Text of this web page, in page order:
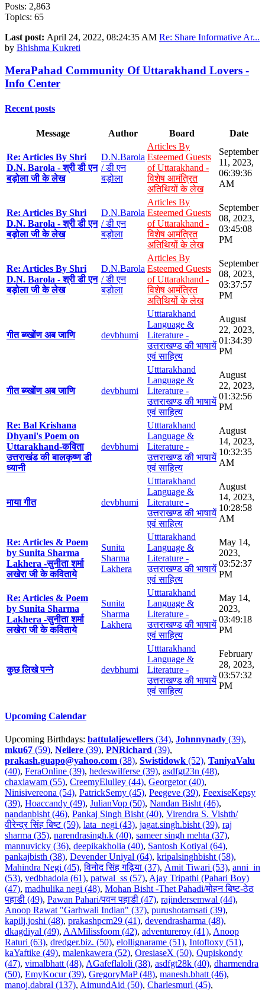
Posts: 2,863
Topics: 65
Last post: April 24, 2022, 08:24:35 AM Re: Share Informative Ar...
by Bhishma Kukreti
MeraPahad Community Of Uttarakhand Lovers -
Info Center
Recent posts
Message Author Board Date
Re: Articles By Shri
D.N. Barola - श्री डी एन
बड़ोला जी के लेख
D.N.Barola
/ डी एन
बड़ोला
Articles By
Esteemed Guests
of Uttarakhand -
विशेष आमंत्रित
अतिथियों के लेख
September
11, 2023,
06:39:36
AM
Re: Articles By Shri
D.N. Barola - श्री डी एन
बड़ोला जी के लेख
D.N.Barola
/ डी एन
बड़ोला
Articles By
Esteemed Guests
of Uttarakhand -
विशेष आमंत्रित
अतिथियों के लेख
September
08, 2023,
03:45:08
PM
Re: Articles By Shri
D.N. Barola - श्री डी एन
बड़ोला जी के लेख
D.N.Barola
/ डी एन
बड़ोला
Articles By
Esteemed Guests
of Uttarakhand -
विशेष आमंत्रित
अतिथियों के लेख
September
08, 2023,
03:37:57
PM
गीत ब्य्खोंण अब जाणि devbhumi
Utttarakhand
Language &
Literature -
उत्तराखण्ड की भाषायें
एवं साहित्य
August
22, 2023,
01:34:39
PM
गीत ब्य्खोंण अब जाणि devbhumi
Utttarakhand
Language &
Literature -
उत्तराखण्ड की भाषायें
एवं साहित्य
August
22, 2023,
01:32:56
PM
Re: Bal Krishana
Dhyani's Poem on
Uttarakhand-कविता
उत्तराखंड की बालकृष्ण डी
ध्यानी
devbhumi
Utttarakhand
Language &
Literature -
उत्तराखण्ड की भाषायें
एवं साहित्य
August
14, 2023,
10:32:35
AM
माया गीत devbhumi
Utttarakhand
Language &
Literature -
उत्तराखण्ड की भाषायें
एवं साहित्य
August
14, 2023,
10:28:58
AM
Re: Articles & Poem
by Sunita Sharma
Lakhera -सुनीता शर्मा
लखेरा जी के कविताये
Sunita
Sharma
Lakhera
Utttarakhand
Language &
Literature -
उत्तराखण्ड की भाषायें
एवं साहित्य
May 14,
2023,
03:52:37
PM
Re: Articles & Poem
by Sunita Sharma
Lakhera -सुनीता शर्मा
लखेरा जी के कविताये
Sunita
Sharma
Lakhera
Utttarakhand
Language &
Literature -
उत्तराखण्ड की भाषायें
एवं साहित्य
May 14,
2023,
03:49:18
PM
कुछ लिखे पन्ने devbhumi
Utttarakhand
Language &
Literature -
उत्तराखण्ड की भाषायें
एवं साहित्य
February
28, 2023,
03:57:32
PM
Upcoming Calendar
Upcoming Birthdays: battulaljewellers (34), Johnnynady (39),
mku67 (59), Neilere (39), PNRichard (39),
prakash.guapo@yahoo.com (38), Swistidowk (52), TaniyaValu
(40), FeraOnline (39), hedeswilferse (39), asdfgt23n (48),
chaxiawam (55), CreemyElulley (44), Georgetor (40),
Ninisivereona (54), PatrickSemy (45), Peegeve (39), FeexiseKepsy
(39), Hoaccandy (49), JulianVop (50), Nandan Bisht (46),
nandanbisht (46), Pankaj Singh Bisht (40), Virendra S. Vishth/
वीरेन्द्र सिंह बिष्ट (59), lata_negi (43), jagat.singh.bisht (39), raj
sharma (35), narendrasingh.k (40), sameer singh mehta (37),
mannuvicky (36), deepikakholia (40), Santosh Kotiyal (64),
pankajbisth (38), Devender Uniyal (64), kripalsinghbisht (58),
Mahindra Negi (45),विनोद सिंह गढ़िया (37), Amit Tiwari (53), anni_in
(53), vedbhadola (61), patwal_ss (57), Ajay Tripathi (Pahari Boy)
(47), madhulika negi (48), Mohan Bisht -Thet Pahadi/मोहन बिष्ट-ठेठ
पहाडी (49), Pawan Pahari/पवन पहाडी (47), rajindersemwal (44),
Anoop Rawat "Garhwali Indian" (37), purushotamsati (39),
kapilj.joshi (48), prakashpcm29 (41), devendrasharma (48),
dkagdiyal (49), AAMilissfoom (42), adventureroy (41), Anoop
Raturi (63), dredger.biz. (50), elollignarame (51), Intoftoxy (51),
kaYaftike (49), malenkawera (52), OresiaseX (50), Qupiskondy
(47), vimalbhatt (48), AGafeflaloli (38), asdfgt28k (40), dharmendra
(50), EmyKocur (39), GregoryMaP (48), manesh.bhatt (46),
manoj.dabral (137), AimundAid (50), Charlesmurl (45),